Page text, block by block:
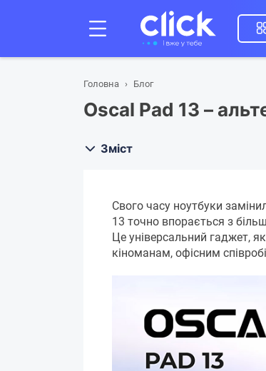
Головна Блог
Oscal Pad 13 –
Зміст
Свого часу ноутбуки
13 точно впорається з
Це універсальний гаджет,
кіноманам, офісним